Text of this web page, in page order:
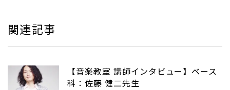
関連記事
【音楽教室 講師インタビュー】ベース
科：佐藤 健二先生